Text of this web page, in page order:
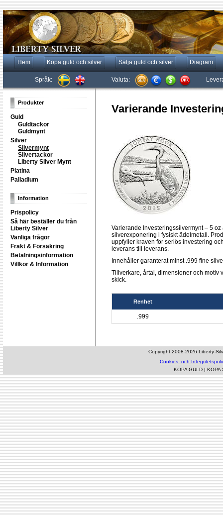
Hem Köpa guld och silver Sälja guld och silver Diagram
Språk: Valuta:
Produkter
Guld
Guldtackor
Guldmynt
Silver
Silvermynt
Silvertackor
Liberty Silver Mynt
Platina
Palladium
Information
Prispolicy
Så här beställer du från
Liberty Silver
Vanliga frågor
Frakt & Försäkring
Betalningsinformation
Villkor & Information
Varierande
Varierande Investeringssilvermynt – 5
silverexponering i fysiskt ädelmetall.
uppfyller kraven för seriös investering
leverans till leverans.
Innehåller garanterat minst .999 fine
Tillverkare, årtal, dimensioner och motiv
skick.
Renhet
.999
Copyright 2008-2026 Liberty
Cookies- och
KÖPA GULD| KÖPA